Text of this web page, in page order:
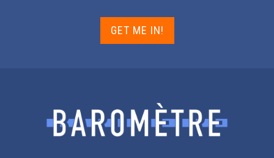
GET ME IN!